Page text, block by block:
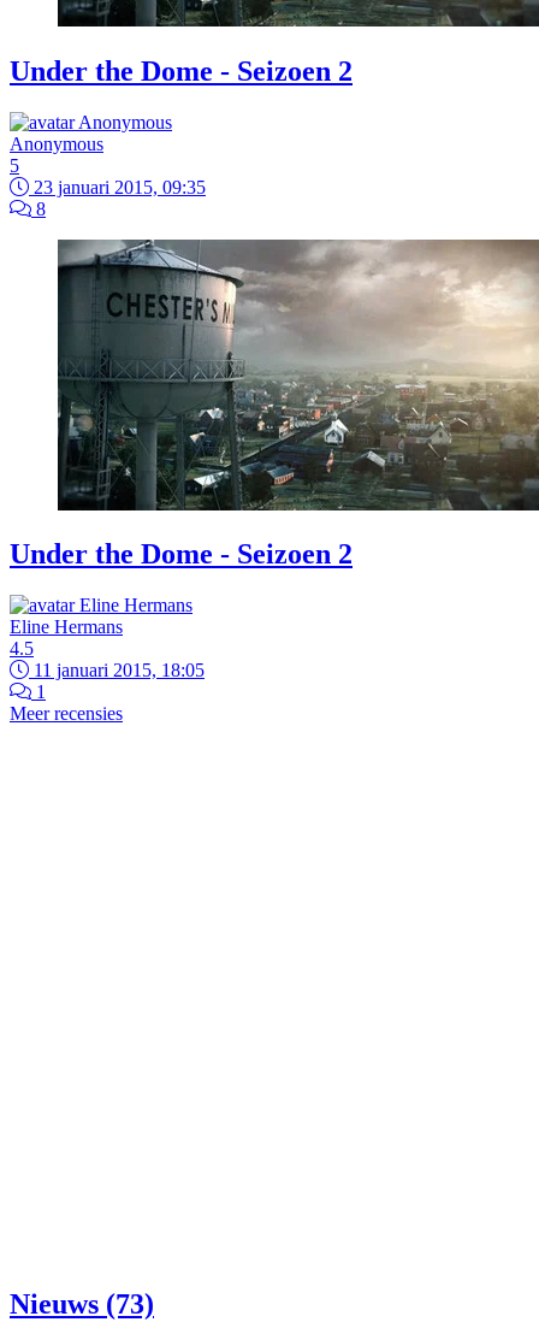
Under the Dome - Seizoen 2
Anonymous
5
23 januari 2015, 09:35
8
Under the Dome - Seizoen 2
Eline Hermans
4.5
11 januari 2015, 18:05
1
Meer recensies
Nieuws (73)